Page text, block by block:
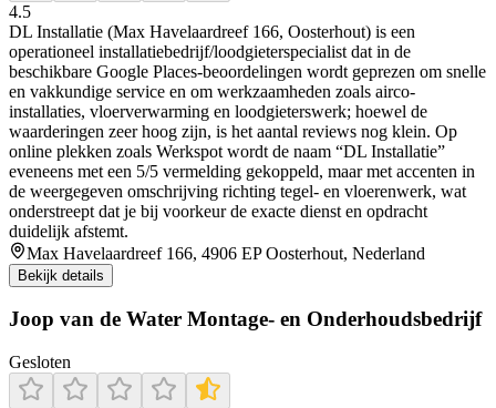
4.5
DL Installatie (Max Havelaardreef 166, Oosterhout) is een
operationeel installatiebedrijf/loodgieterspecialist dat in de
beschikbare Google Places-beoordelingen wordt geprezen om snelle
en vakkundige service en om werkzaamheden zoals airco-
installaties, vloerverwarming en loodgieterswerk; hoewel de
waarderingen zeer hoog zijn, is het aantal reviews nog klein. Op
online plekken zoals Werkspot wordt de naam “DL Installatie”
eveneens met een 5/5 vermelding gekoppeld, maar met accenten in
de weergegeven omschrijving richting tegel- en vloerenwerk, wat
onderstreept dat je bij voorkeur de exacte dienst en opdracht
duidelijk afstemt.
Max Havelaardreef 166, 4906 EP Oosterhout, Nederland
Bekijk details
Joop van de Water Montage- en Onderhoudsbedrijf
Gesloten